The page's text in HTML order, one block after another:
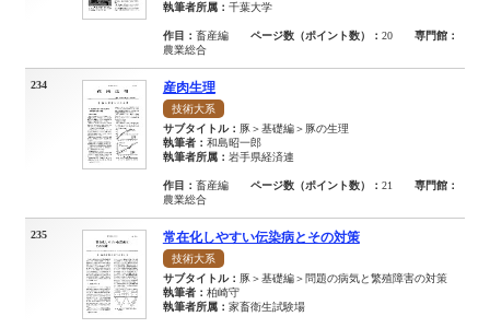
執筆者所属： 千葉大学
作目： 畜産編 ページ数（ポイント数）： 20
専門館：
農業総合
234 産肉生理
技術大系
サブタイトル： 豚＞基礎編＞豚の生理
執筆者： 和島昭一郎
執筆者所属： 岩手県経済連
作目： 畜産編 ページ数（ポイント数）： 21
専門館：
農業総合
235 常在化しやすい伝染病とその対策
技術大系
サブタイトル： 豚＞基礎編＞問題の病気と繁殖障害の対策
執筆者： 柏崎守
執筆者所属： 家畜衛生試験場